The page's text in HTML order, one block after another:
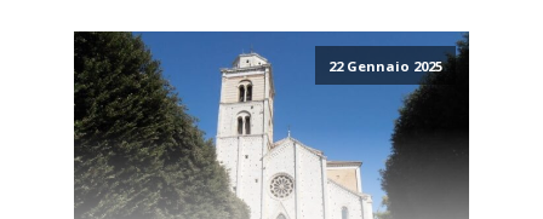
22 Gennaio 2025